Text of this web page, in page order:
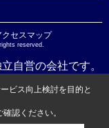
クセスマップ
reserved.
自営の会社です。
ビス向上検討を目的と
確認ください。